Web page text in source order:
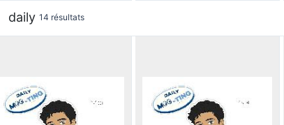
daily 14 résultats